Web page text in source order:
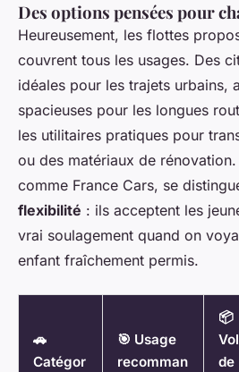
Des options pensées pour
Heureusement, les flottes
couvrent tous les usages. Des
idéales pour les trajets urbains,
spacieuses pour les longues
les utilitaires pratiques pour
ou des matériaux de
comme France Cars, se
flexibilité : ils acceptent les
vrai soulagement quand on
enfant fraîchement permis.
🚗
Catégor
🎯 Usage
recomman
📦
de